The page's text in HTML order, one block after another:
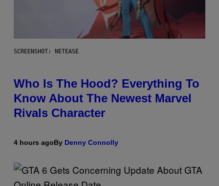
SCREENSHOT: NETEASE
Who Is The Hood? Everything To
Know About The Newest Marvel
Rivals Character
4 hours agoBy Denny Connolly